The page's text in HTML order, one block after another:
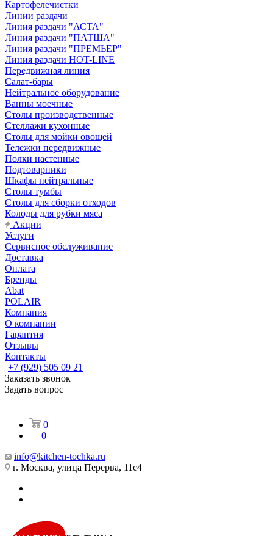
Картофелечистки
Линии раздачи
Линия раздачи "АСТА"
Линия раздачи "ПАТША"
Линия раздачи "ПРЕМЬЕР"
Линия раздачи HOT-LINE
Передвижная линия
Салат-бары
Нейтральное оборудование
Ванны моечные
Столы производственные
Стеллажи кухонные
Столы для мойки овощей
Тележки передвижные
Полки настенные
Подтоварники
Шкафы нейтральные
Столы тумбы
Столы для сборки отходов
Колоды для рубки мяса
Акции
Услуги
Сервисное обслуживание
Доставка
Оплата
Бренды
Abat
POLAIR
Компания
О компании
Гарантия
Отзывы
Контакты
+7 (929) 505 09 21
Заказать звонок
Задать вопрос
0
0
info@kitchen-tochka.ru
г. Москва, улица Перерва, 11с4